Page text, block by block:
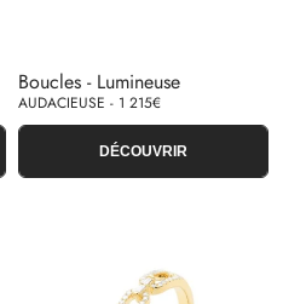
Boucles - Lumineuse
AUDACIEUSE - 1 215€
DÉCOUVRIR